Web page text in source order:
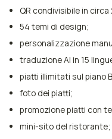
QR condivisibile in
54 temi di design;
personalizzazione
traduzione AI in 15
piatti illimitati sul piano
foto dei piatti;
promozione piatti con
mini-sito del ristorante;